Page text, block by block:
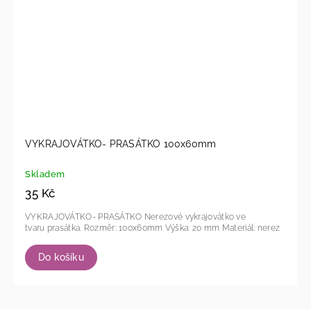
VYKRAJOVÁTKO- PRASÁTKO 100x60mm
Skladem
35 Kč
Do košíku
VYKRAJOVÁTKO- PRASÁTKO Nerezové vykrajovátko ve
tvaru prasátka. Rozměr: 100x60mm Výška: 20 mm Materiál: nerez